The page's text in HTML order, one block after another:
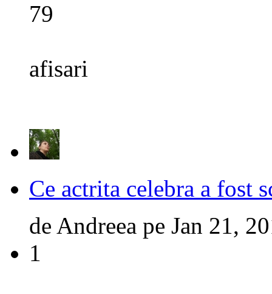
79
afisari
Ce actrita celebra a fost
de Andreea pe Jan 21,
1